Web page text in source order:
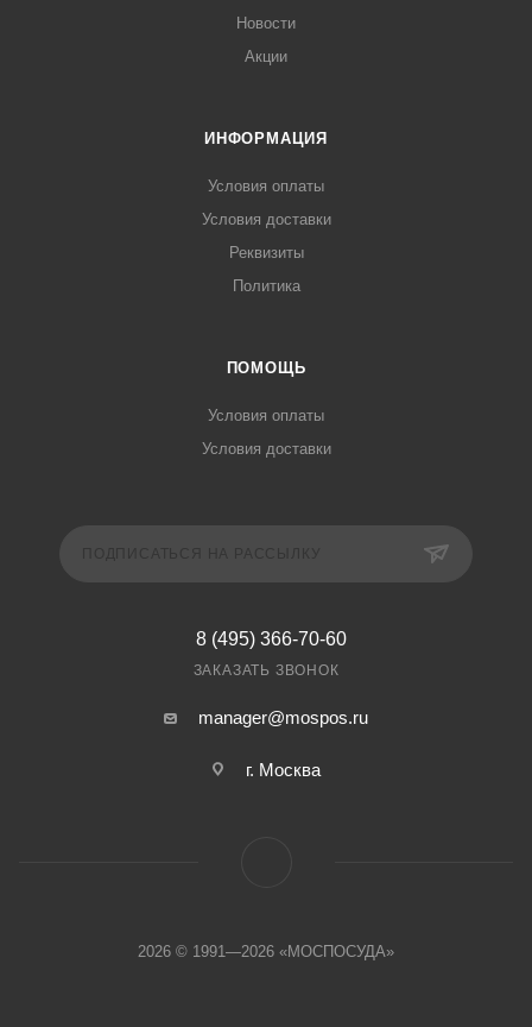
Новости
Акции
ИНФОРМАЦИЯ
Условия оплаты
Условия доставки
Реквизиты
Политика
ПОМОЩЬ
Условия оплаты
Условия доставки
8 (495) 366-70-60
ЗАКАЗАТЬ ЗВОНОК
manager@mospos.ru
г. Москва
2026 © 1991—2026 «МОСПОСУДА»